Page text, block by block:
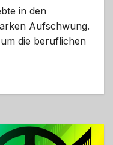
in den
Aufschwung.
die beruflichen